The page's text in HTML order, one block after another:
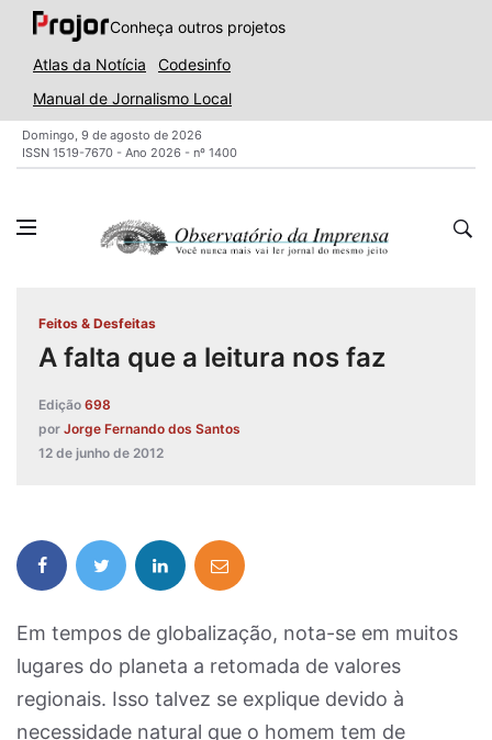
Conheça outros projetos
Atlas da Notícia
Codesinfo
Manual de Jornalismo Local
Domingo, 9 de agosto de 2026
ISSN 1519-7670 - Ano 2026 - nº 1400
Feitos & Desfeitas
A falta que a leitura nos faz
Edição 698
por Jorge Fernando dos Santos
12 de junho de 2012
Em tempos de globalização, nota-se em muitos
lugares do planeta a retomada de valores
regionais. Isso talvez se explique devido à
necessidade natural que o homem tem de